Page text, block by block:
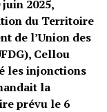
2025,
du Territoire
de l’Union des
Cellou
les injonctions
la
prévu le 6